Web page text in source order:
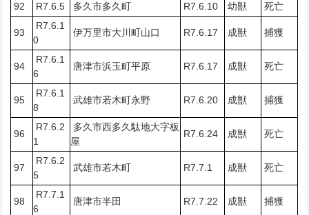
92 R7.6.5 多久市多久町 R7.6.10 幼獣 死亡
93
R7.6.1
0
伊万里市大川町山口 R7.6.17 成獣 捕獲
94
R7.6.1
6
唐津市浜玉町平原 R7.6.17 成獣 死亡
95
R7.6.1
8
武雄市若木町永野 R7.6.20 成獣 捕獲
96
R7.6.2
1
多久市西多久駄地大字板
屋
R7.6.24 成獣 死亡
97
R7.6.2
5
武雄市若木町 R7.7.1 成獣 死亡
98
R7.7.1
6
唐津市半田 R7.7.22 成獣 捕獲